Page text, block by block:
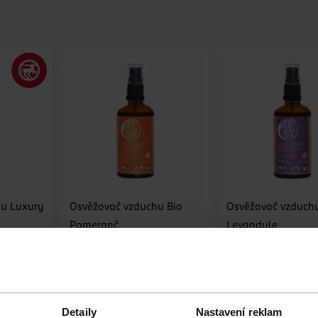
Detaily Nastavení reklam
Luxury
Osvěžovač vzduchu Bio
Pomeranč
Osvěžovač
Levandule